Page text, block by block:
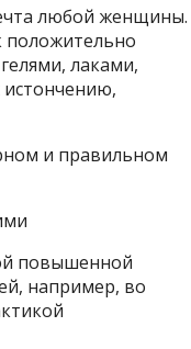
любой женщины.
положительно
лаками,
и правильном
повышенной
например, во